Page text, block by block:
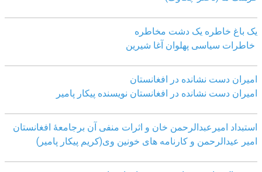
یک باغ خاطره یک دشت مخاطره
خاطرات سیاسی پهلوان آغا شیرین
امیران دست نشانده در افغانستان
امیران دست نشانده در افغانستان نویسنده پیکار پامیر
استبداد امیرعبدالرحمن خان و اثرات منفی آن برجامعۀ افغانستان
امیر عیدالرحمن و کارنامه های خونین وی(کریم پیکار پامیر)